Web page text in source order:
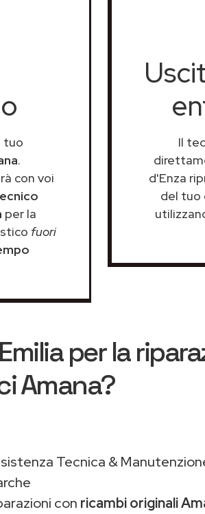
tuo
.
con voi
per la
fuori
Il
d'Enza
del tuo
per la
Amana?
Tecnica &
con ricambi originali